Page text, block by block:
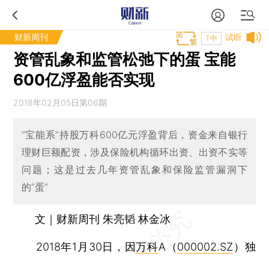
财新周刊 试听
T中
资管乱象和监管松弛下的蛋 宝能
600亿浮盈能否实现
2018年02月05日第06期
“宝能系”持股万科600亿元浮盈背后，资金来自银行
理财巨额配资，涉及保险机构循环出资、出资不实等
问题；这是过去几年资管乱象和保险监管漏洞下
的“蛋”
文｜财新周刊 朱亮韬 林金冰
2018年1月30日，因万科A（000002.SZ ）独